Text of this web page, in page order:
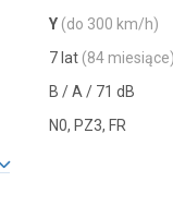
Y (do 300 km/h)
7 lat (84 miesiące)
B / A / 71 dB
N0, PZ3, FR